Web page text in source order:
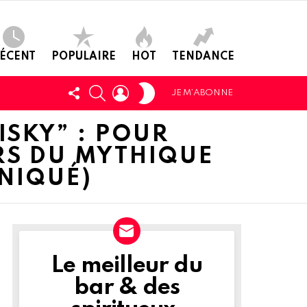
POPULAIRE HOT TENDANCE
SUIVEZ-
NOUS
CHERCHER
LOGIN
JE M’ABONNE
: POUR
DU MYTHIQUE
NEWSLETTER
Le meilleur du
bar & des